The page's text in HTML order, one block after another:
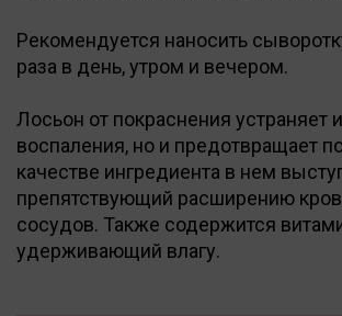
Рекомендуется наносить
раза в день, утром и вечером.
Лосьон от покраснения устраняет
воспаления, но и предотвращает
качестве ингредиента в нем
препятствующий расширению
сосудов. Также содержится
удерживающий влагу.